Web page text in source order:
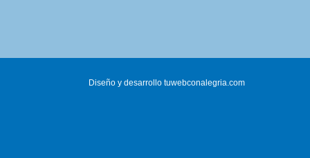
Diseño y desarrollo tuwebconalegria.com